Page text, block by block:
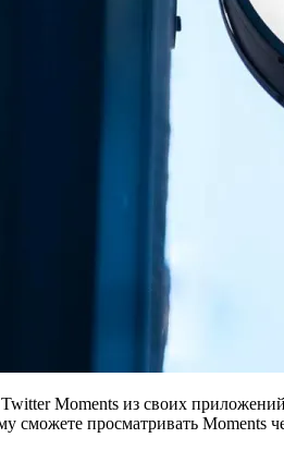
Moments из своих
сможете просматривать Moments